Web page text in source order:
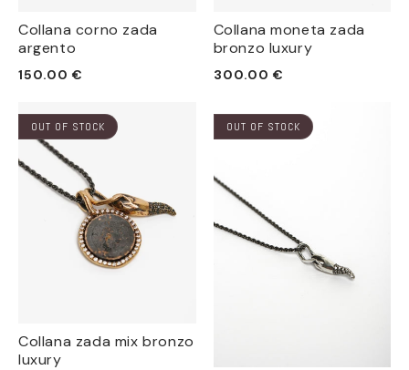
Collana corno zada
argento
Prezzo
listino
150.00 €
Collana moneta zada
bronzo luxury
Prezzo
listino
300.00 €
Collana zada mix bronzo
luxury
OUT OF STOCK OUT OF STOCK